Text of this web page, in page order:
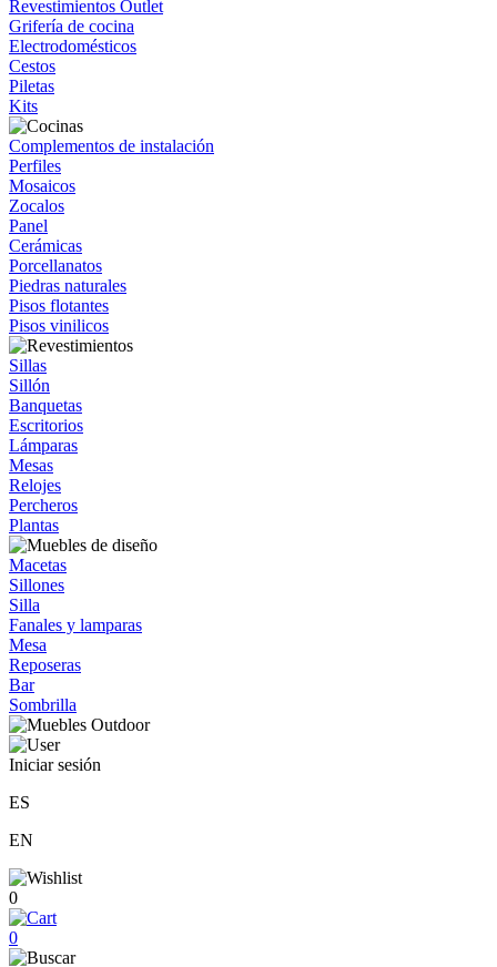
Revestimientos Outlet
Grifería de cocina
Electrodomésticos
Cestos
Piletas
Kits
Complementos de instalación
Perfiles
Mosaicos
Zocalos
Panel
Cerámicas
Porcellanatos
Piedras naturales
Pisos flotantes
Pisos vinilicos
Sillas
Sillón
Banquetas
Escritorios
Lámparas
Mesas
Relojes
Percheros
Plantas
Macetas
Sillones
Silla
Fanales y lamparas
Mesa
Reposeras
Bar
Sombrilla
Iniciar sesión
ES
EN
0
0